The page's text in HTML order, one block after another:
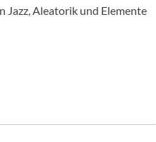
Jazz, Aleatorik und Elemente